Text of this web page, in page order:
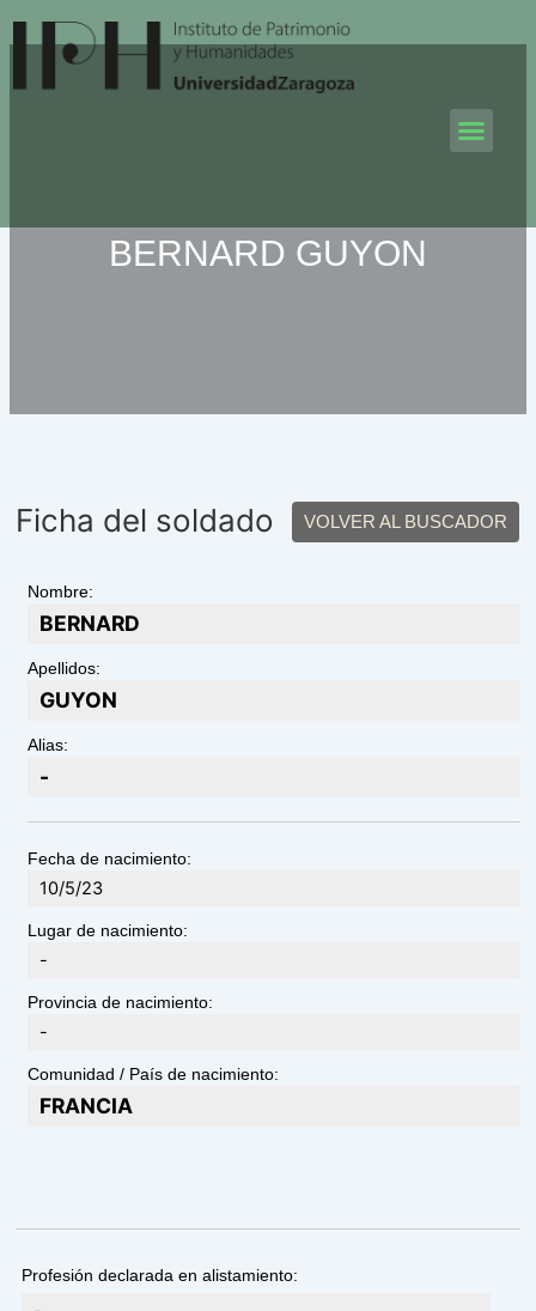
al
contenido
BERNARD GUYON
Ficha del soldado VOLVER AL BUSCADOR
Nombre:
BERNARD
Apellidos:
GUYON
Alias:
-
Fecha de nacimiento:
10/5/23
Lugar de nacimiento:
-
Provincia de nacimiento:
-
Comunidad / País de nacimiento:
FRANCIA
Profesión declarada en alistamiento: